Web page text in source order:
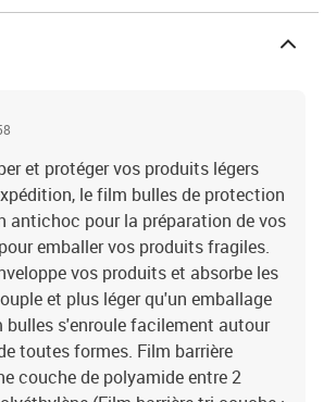
et protéger vos produits légers
le film bulles de protection
antichoc pour la préparation de vos
emballer vos produits fragiles.
vos produits et absorbe les
et plus léger qu'un emballage
bulles s'enroule facilement autour
toutes formes. Film barrière
couche de polyamide entre 2